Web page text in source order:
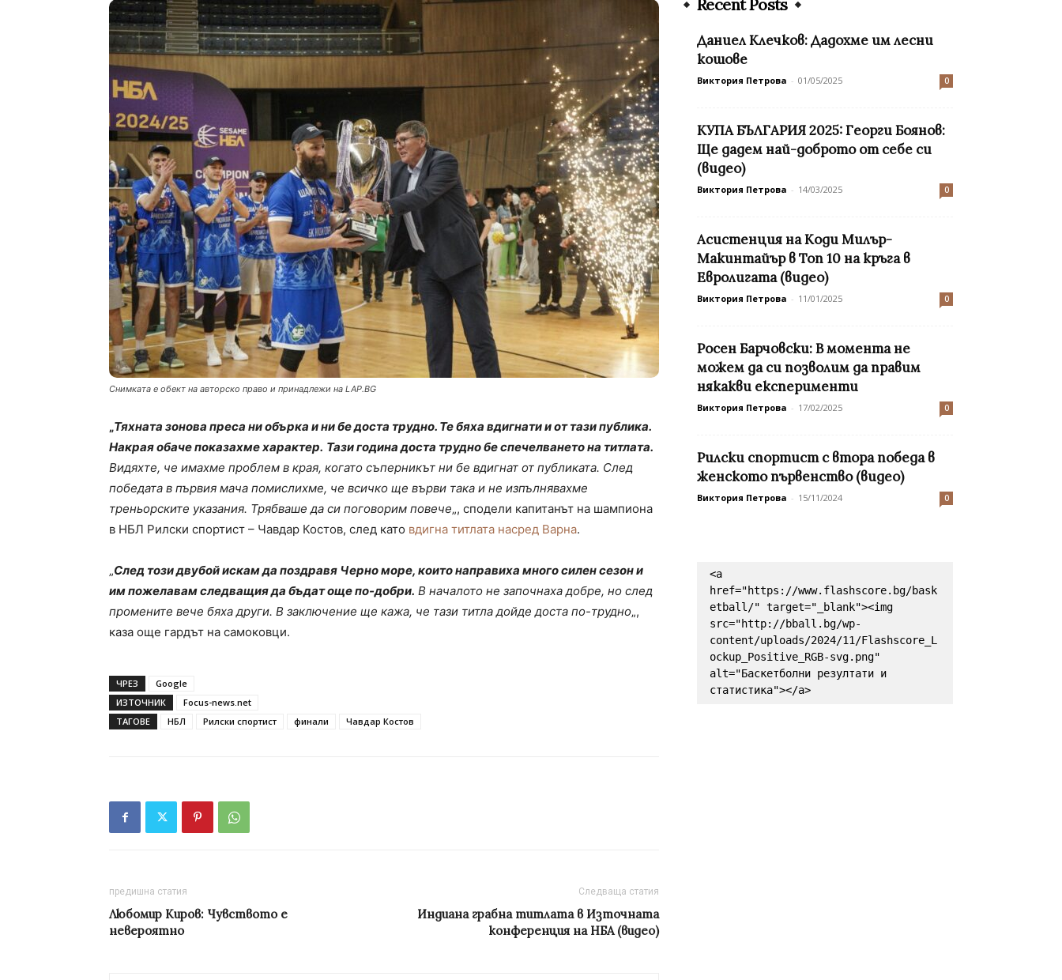
Снимката е обект на авторско право и принадлежи на LAP.BG
„Тяхната зонова преса ни обърка и ни бе доста трудно. Те бяха вдигнати и от тази публика.
Накрая обаче показахме характер. Тази година доста трудно бе спечелването на титлата.
Видяхте, че имахме проблем в края, когато съперникът ни бе вдигнат от публиката. След
победата в първия мачa помислихме, че всичко ще върви така и не изпълнявахме
треньорските указания. Трябваше да си поговорим повече„, сподели капитанът на шампиона
в НБЛ Рилски спортист – Чавдар Костов, след като вдигна титлата насред Варна.
„След този двубой искам да поздравя Черно море, които направиха много силен сезон и
им пожелавам следващия да бъдат още по-добри. В началото не започнаха добре, но след
промените вече бяха други. В заключение ще кажа, че тази титла дойде доста по-трудно„,
каза още гардът на самоковци.
ЧРЕЗ
Google
ИЗТОЧНИК
Focus-news.net
ТАГОВЕ
НБЛ Рилски спортист финали Чавдар Костов
предишна статия
Любомир Киров: Чувството е
невероятно
Следваща статия
Индиана грабна титлата в Източната
конференция на НБА (видео)
Recent Posts
Даниел Клечков: Дадохме им лесни
кошове
Виктория Петрова - 01/05/2025 0
КУПА БЪЛГАРИЯ 2025: Георги Боянов:
Ще дадем най-доброто от себе си
(видео)
Виктория Петрова - 14/03/2025 0
Асистенция на Коди Милър-
Макинтайър в Топ 10 на кръга в
Евролигата (видео)
Виктория Петрова - 11/01/2025 0
Росен Барчовски: В момента не
можем да си позволим да правим
някакви експерименти
Виктория Петрова - 17/02/2025 0
Рилски спортист с втора победа в
женското първенство (видео)
Виктория Петрова - 15/11/2024 0
<a
href="https://www.flashscore.bg/bask
etball/" target="_blank"><img
src="http://bball.bg/wp-
content/uploads/2024/11/Flashscore_L
ockup_Positive_RGB-svg.png"
alt="Баскетболни резултати и
статистика"></a>